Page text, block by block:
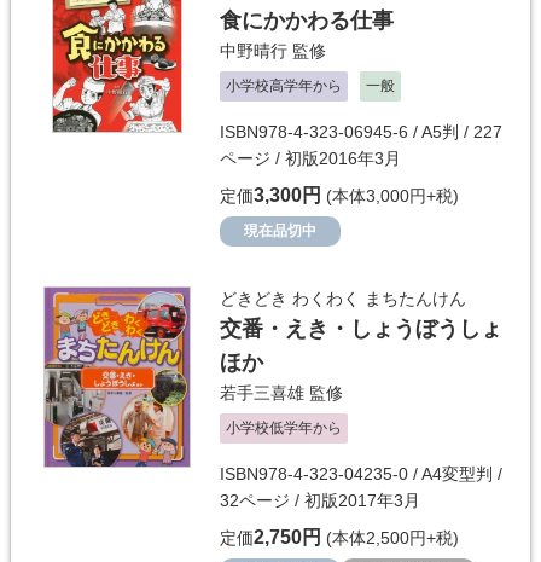
食にかかわる仕事
中野晴行 監修
小学校高学年から 一般
ISBN978-4-323-06945-6 / A5判 / 227
ページ / 初版2016年3月
定価3,300円 (本体3,000円+税)
現在品切中
どきどき わくわく まちたんけん
交番・えき・しょうぼうしょ
ほか
若手三喜雄 監修
小学校低学年から
ISBN978-4-323-04235-0 / A4変型判 /
32ページ / 初版2017年3月
定価2,750円 (本体2,500円+税)